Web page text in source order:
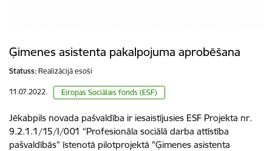
Ģimenes asistenta pakalpojuma aprobēšana
Statuss: Realizācijā esoši
11.07.2022. Eiropas Sociālais fonds (ESF)
Jēkabpils novada pašvaldība ir iesaistījusies ESF Projekta nr.
9.2.1.1/15/I/001 “Profesionāla sociālā darba attīstība
pašvaldībās” īstenotā pilotprojektā "Ģimenes asistenta